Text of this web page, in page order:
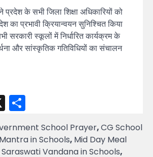
प्रदेश के सभी जिला शिक्षा अधिकारियों को
का प्रभावी क्रियान्वयन सुनिश्चित किया
सरकारी स्कूलों में निर्धारित कार्यक्रम के
और सांस्कृतिक गतिविधियों का संचालन
X
School Prayer,CG School
in Schools, Mid Day Meal
Saraswati Vandana in Schools,